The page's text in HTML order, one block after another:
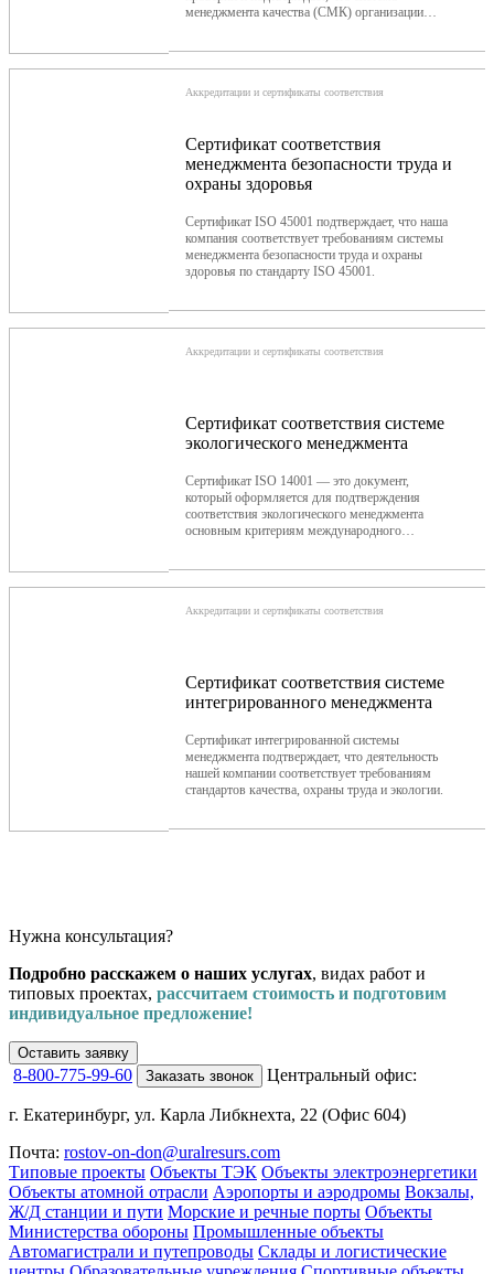
менеджмента качества (СМК) организации
совершенствуется.
Аккредитации и сертификаты соответствия
Сертификат соответствия
менеджмента безопасности труда и
охраны здоровья
Сертификат ISO 45001 подтверждает, что наша
компания соответствует требованиям системы
менеджмента безопасности труда и охраны
здоровья по стандарту ISO 45001.
Аккредитации и сертификаты соответствия
Сертификат соответствия системе
экологического менеджмента
Сертификат ISO 14001 — это документ,
который оформляется для подтверждения
соответствия экологического менеджмента
основным критериям международного
руководство по применению».
Аккредитации и сертификаты соответствия
Сертификат соответствия системе
интегрированного менеджмента
Сертификат интегрированной системы
менеджмента подтверждает, что деятельность
нашей компании соответствует требованиям
стандартов качества, охраны труда и экологии.
Нужна консультация?
Подробно расскажем о наших услугах, видах работ и
типовых проектах, рассчитаем стоимость и подготовим
индивидуальное предложение!
Оставить заявку
8-800-775-99-60 Заказать звонок Центральный офис:
г. Екатеринбург, ул. Карла Либкнехта, 22 (Офис 604)
Почта: rostov-on-don@uralresurs.com
Типовые проекты Объекты ТЭК Объекты электроэнергетики
Объекты атомной отрасли Аэропорты и аэродромы Вокзалы,
Ж/Д станции и пути Морские и речные порты Объекты
Министерства обороны Промышленные объекты
Автомагистрали и путепроводы Склады и логистические